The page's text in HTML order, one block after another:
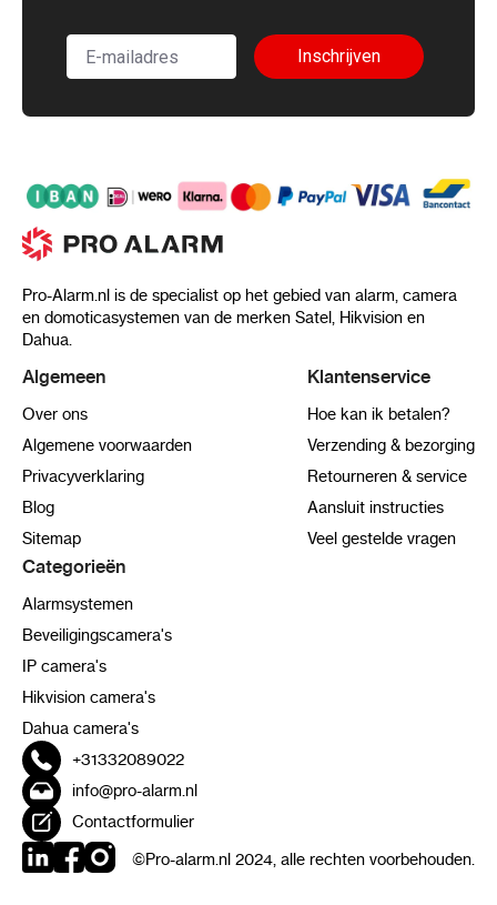
Inschrijven
Pro-Alarm.nl is de specialist op het gebied van alarm, camera
en domoticasystemen van de merken Satel, Hikvision en
Dahua.
Algemeen
Over ons
Algemene voorwaarden
Privacyverklaring
Blog
Sitemap
Klantenservice
Hoe kan ik betalen?
Verzending & bezorging
Retourneren & service
Aansluit instructies
Veel gestelde vragen
Categorieën
Alarmsystemen
Beveiligingscamera's
IP camera's
Hikvision camera's
Dahua camera's
+31332089022
info@pro-alarm.nl
Contactformulier
©Pro-alarm.nl 2024, alle rechten voorbehouden.